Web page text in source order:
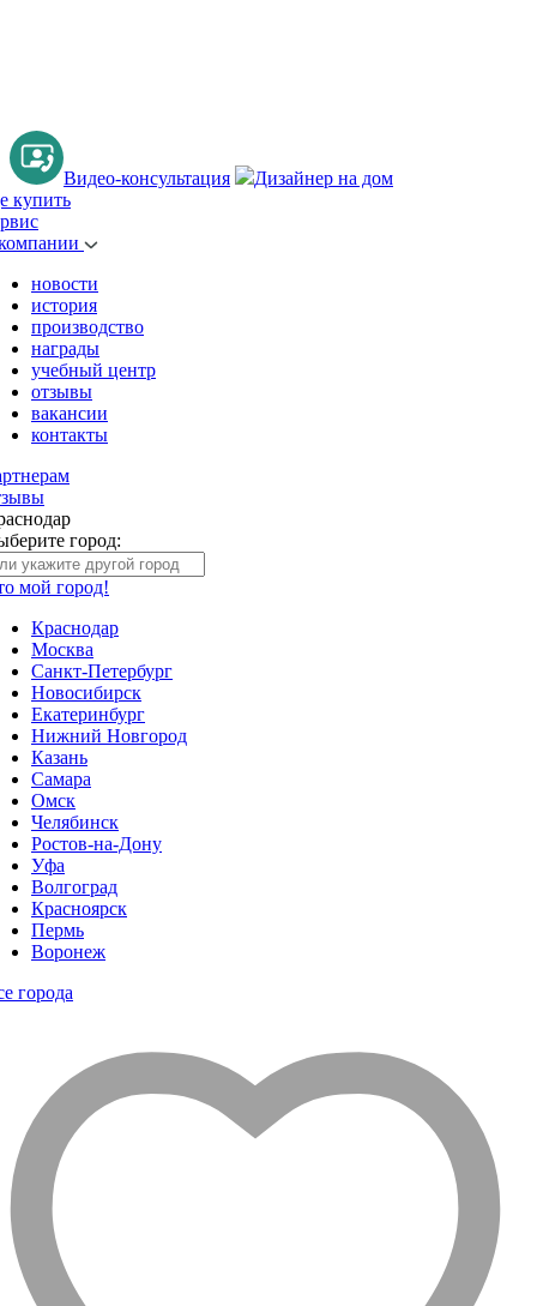
Видео-консультация
Дизайнер на дом
купить
новости
история
производство
награды
учебный центр
отзывы
вакансии
контакты
город:
мой город!
Краснодар
Москва
Санкт-Петербург
Новосибирск
Екатеринбург
Нижний Новгород
Казань
Самара
Омск
Челябинск
Ростов-на-Дону
Уфа
Волгоград
Красноярск
Пермь
Воронеж
города